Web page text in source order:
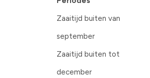
Zaaitijd buiten van
september
Zaaitijd buiten tot
december